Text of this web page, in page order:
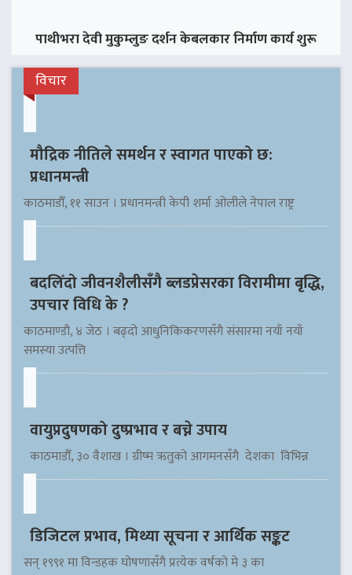
पाथीभरा देवी मुकुम्लुङ दर्शन केबलकार निर्माण कार्य शुरू
विचार
मौद्रिक नीतिले समर्थन र स्वागत पाएको छ:
प्रधानमन्त्री
काठमाडौँ, ११ साउन । प्रधानमन्त्री केपी शर्मा ओलीले नेपाल राष्ट्र
बदलिँदो जीवनशैलीसँगै ब्लडप्रेसरका विरामीमा बृद्धि,
उपचार विधि के ?
काठमाण्डौ, ४ जेठ । बढ्दो आधुनिकिकरणसँगै संसारमा नयाँ नयाँ
समस्या उत्पत्ति
वायुप्रदुषणको दुष्प्रभाव र बच्ने उपाय
काठमाडौँ, ३० वैशाख । ग्रीष्म ऋतुको आगमनसँगै देशका विभिन्न
डिजिटल प्रभाव, मिथ्या सूचना र आर्थिक सङ्कट
सन् १९९१ मा विन्डहक घोषणासँगै प्रत्येक वर्षको मे ३ का